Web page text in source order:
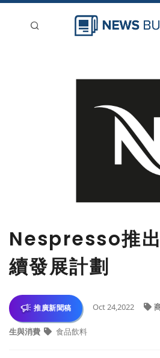
Nespresso推
續發展計劃
推廣新聞稿 Oct 24,2022
生與消費 食品飲料